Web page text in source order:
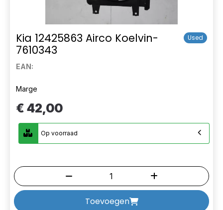
Kia 12425863 Airco Koelvin-
7610343
Used
EAN:
Marge
€ 42,00
Op voorraad
Toevoegen